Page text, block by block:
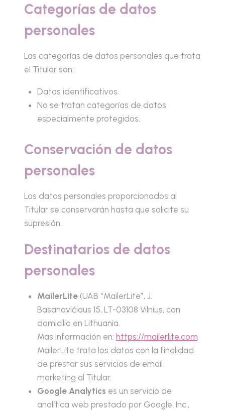
Categorías de datos
personales
Las categorías de datos personales que trata
el Titular son:
Datos identificativos.
No se tratan categorías de datos
especialmente protegidos.
Conservación de datos
personales
Los datos personales proporcionados al
Titular se conservarán hasta que solicite su
supresión.
Destinatarios de datos
personales
MailerLite(UAB “MailerLite”, J.
Basanavičiaus 15, LT-03108 Vilnius, con
domicilio en Lithuania.
Más información en: https://mailerlite.com
MailerLite trata los datos con la finalidad
de prestar sus servicios de email
marketing al Titular.
Google Analytics es un servicio de
analítica web prestado por Google, Inc.,